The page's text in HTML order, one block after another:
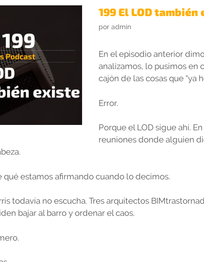
199 El LOD también
por admin
En el episodio anterior
analizamos, lo pusimos en
cajón de las cosas que “ya
Error.
Porque el LOD sigue ahí.
reuniones donde alguien
estamos afirmando cuando lo decimos.
todavía no escucha. Tres arquitectos
bajar al barro y ordenar el caos.